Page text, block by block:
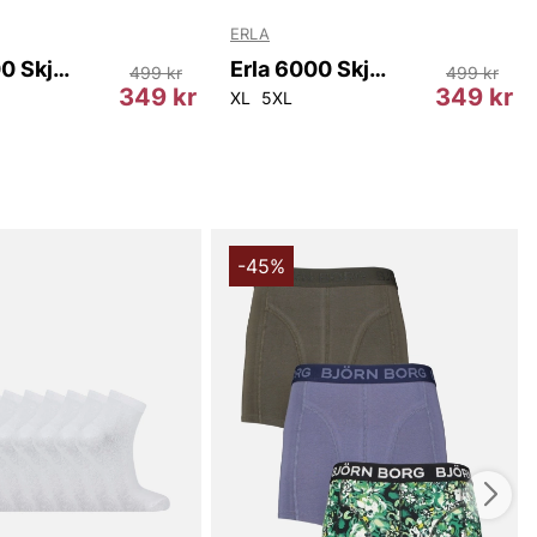
Erla 6000 Skjorta
349 kr
499 kr
ERLA
Erla 6000 Skjorta
XL 5XL 349 kr
499 kr
-45%